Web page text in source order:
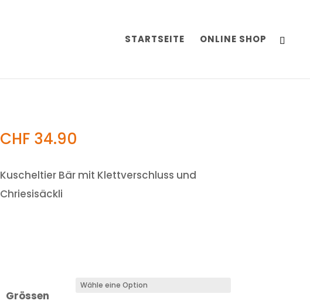
STARTSEITE ONLINE SHOP
CHF34.90
Kuscheltier Bär mit Klettverschluss und
Chriesisäckli
Grössen